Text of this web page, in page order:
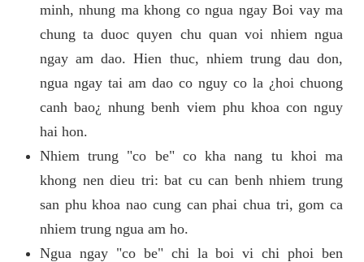
minh, nhung ma khong co ngua ngay Boi vay ma
chung ta duoc quyen chu quan voi nhiem ngua
ngay am dao. Hien thuc, nhiem trung dau don,
ngua ngay tai am dao co nguy co la ¿hoi chuong
canh bao¿ nhung benh viem phu khoa con nguy
hai hon.
Nhiem trung "co be" co kha nang tu khoi ma
khong nen dieu tri: bat cu can benh nhiem trung
san phu khoa nao cung can phai chua tri, gom ca
nhiem trung ngua am ho.
Ngua ngay "co be" chi la boi vi chi phoi ben